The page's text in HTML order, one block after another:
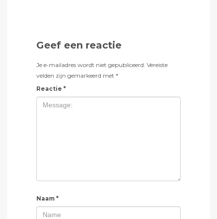
Geef een reactie
Je e-mailadres wordt niet gepubliceerd. Vereiste
velden zijn gemarkeerd met *
Reactie *
Naam *